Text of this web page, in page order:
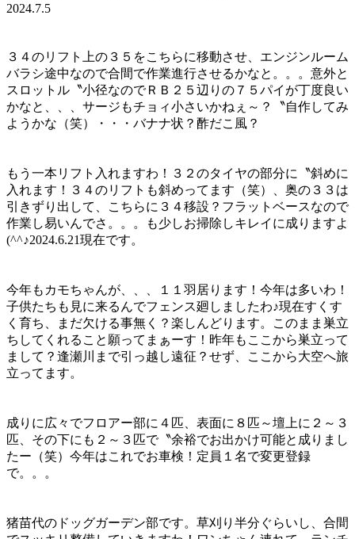
2024.7.5
３４のリフト上の３５をこちらに移動させ、エンジンルーム
バラシ途中なので合間で作業進行させるかなと。。。意外と
スロットル〝小径なのでＲＢ２５辺りの７５パイが丁度良い
かなと、、、サージもチョィ小さいかねぇ～？〝自作してみ
ようかな（笑）・・・バナナ状？酢だこ風？
もう一本リフト入れますわ！３２のタイヤの部分に〝斜めに
入れます！３４のリフトも斜めってます（笑）、奥の３３は
引きずり出して、こちらに３４移設？フラットベースなので
作業し易いんでさ。。。も少しお掃除しキレイに成りますよ
(^^♪2024.6.21現在です。
今年もカモちゃんが、、、１１羽居ります！今年は多いわ！
子供たちも見に来るんでフェンス廻しましたわ♪現在すくす
く育ち、まだ欠ける事無く？楽しんどります。このまま巣立
ちしてくれること願ってまぁーす！昨年もここから巣立って
まして？逢瀬川まで引っ越し遠征？せず、ここから大空へ旅
立ってます。
成りに広々でフロアー部に４匹、表面に８匹～壇上に２～３
匹、その下にも２～３匹で〝余裕でお出かけ可能と成りまし
たー（笑）今年はこれでお車検！定員１名で変更登録
で。。。
猪苗代のドッグガーデン部です。草刈り半分ぐらいし、合間